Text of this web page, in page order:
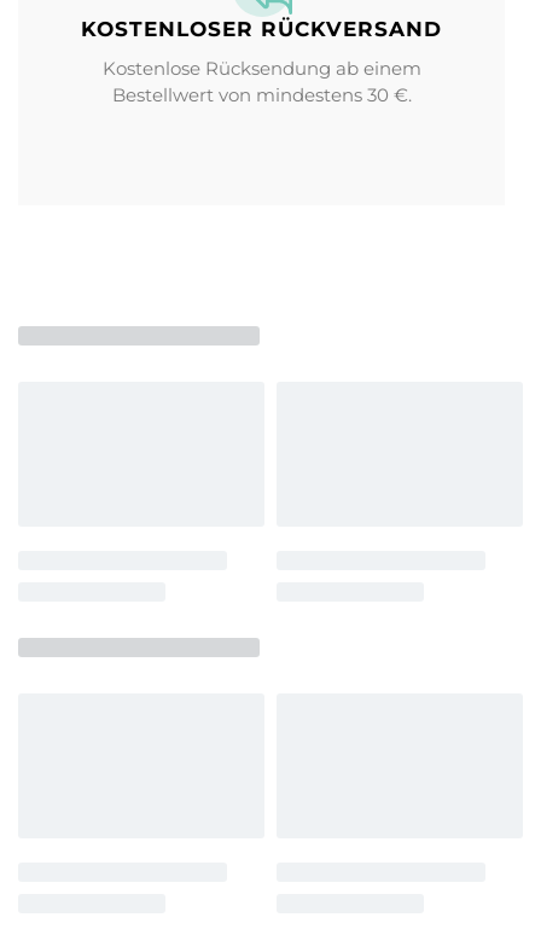
KOSTENLOSER RÜCKVERSAND
Kostenlose Rücksendung ab einem
Bestellwert von mindestens 30 €.